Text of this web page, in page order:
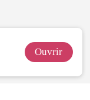
Ouvrir